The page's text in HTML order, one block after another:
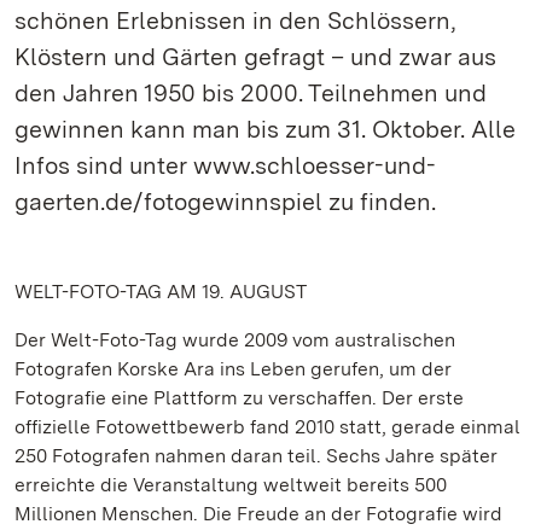
schönen Erlebnissen in den Schlössern,
Klöstern und Gärten gefragt – und zwar aus
den Jahren 1950 bis 2000. Teilnehmen und
gewinnen kann man bis zum 31. Oktober. Alle
Infos sind unter www.schloesser-und-
gaerten.de/fotogewinnspiel zu finden.
WELT-FOTO-TAG AM 19. AUGUST
Der Welt-Foto-Tag wurde 2009 vom australischen
Fotografen Korske Ara ins Leben gerufen, um der
Fotografie eine Plattform zu verschaffen. Der erste
offizielle Fotowettbewerb fand 2010 statt, gerade einmal
250 Fotografen nahmen daran teil. Sechs Jahre später
erreichte die Veranstaltung weltweit bereits 500
Millionen Menschen. Die Freude an der Fotografie wird